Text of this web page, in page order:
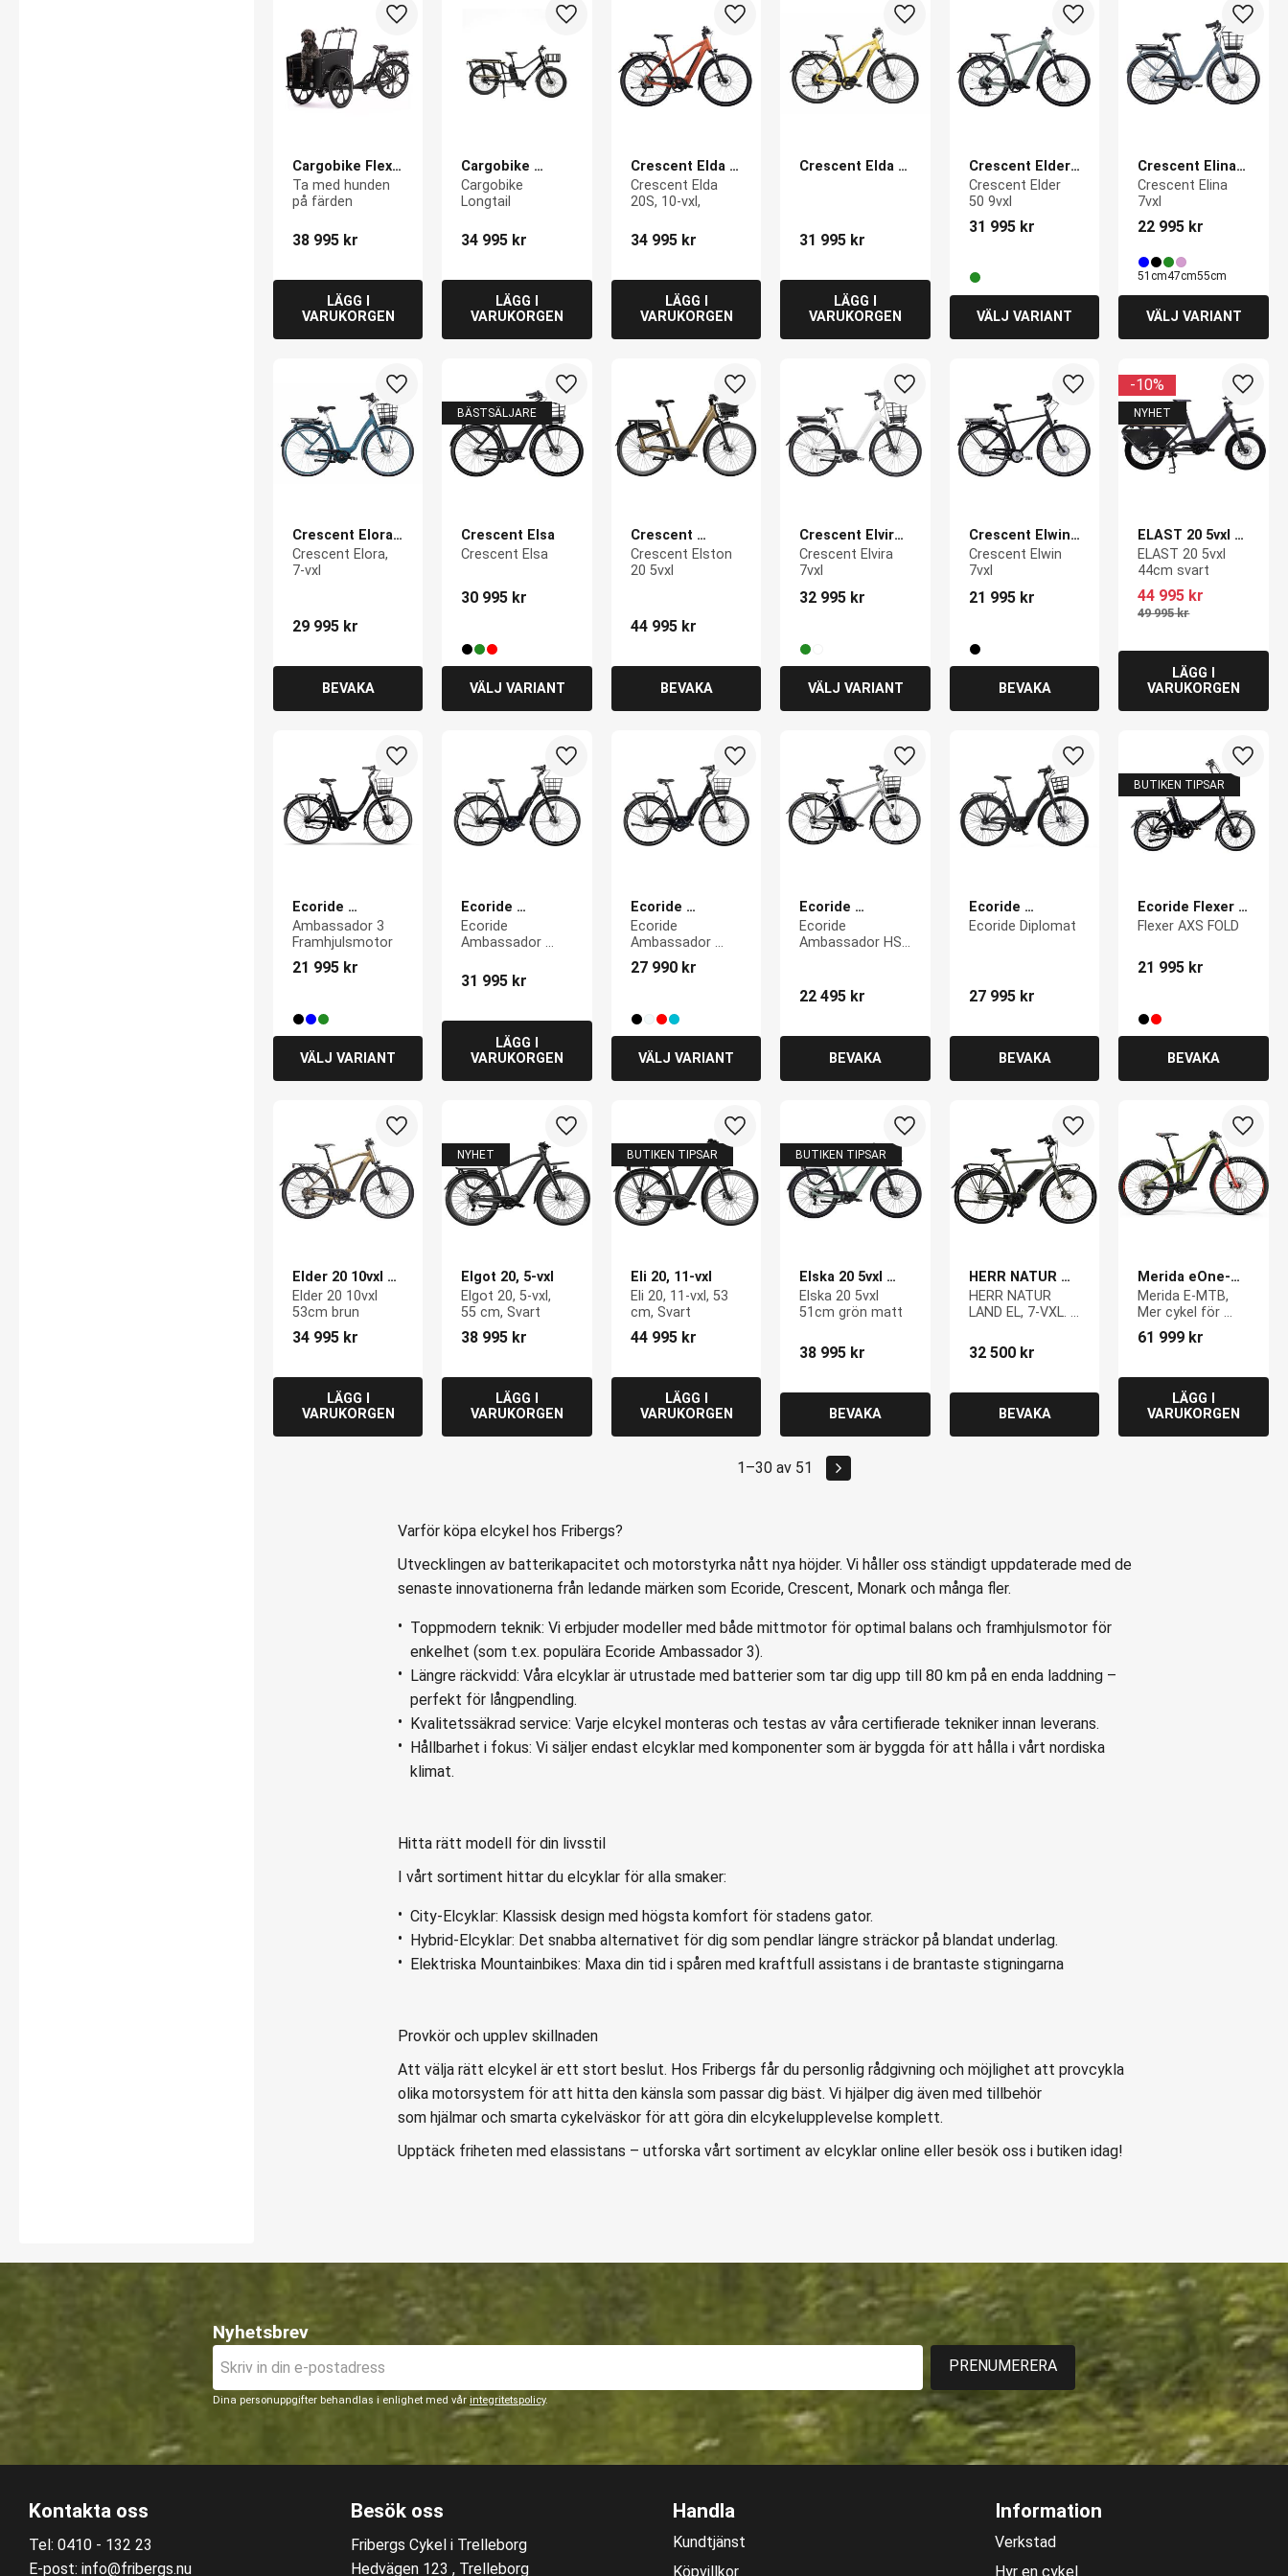
Cargobike Flex
Dog
Ta med hunden
på färden
38 995 kr
Lägg till i favoriter
Cargobike
Longtail
Cargobike
Longtail
34 995 kr
Lägg till i favoriter
Crescent Elda
20S, 10-vxl
Crescent Elda
20S, 10-vxl,
34 995kr
Lägg till i favoriter
Crescent Elda
31 995 kr
Lägg till i favoriter
Crescent Elder
50 9vxl
Crescent Elder
50 9vxl
31 995kr
Lägg till i favoriter
Crescent Elina
7vxl
Crescent Elina
7vxl
22 995 kr
Lägg
51cm47cm55cm
Crescent Elora,
7-vxl
Crescent Elora,
7-vxl
29 995 kr
Lägg till i favoriter
Crescent Elsa
Crescent Elsa
30 995 kr
BÄSTSÄLJARE
Lägg till i favoriter
Crescent
Elston 20
Crescent Elston
20 5vxl
44 995kr
Lägg till i favoriter
Crescent Elvira
7vxl
Crescent Elvira
7vxl
32 995 kr
Lägg till i favoriter
Crescent Elwin
7vxl
Crescent Elwin
7vxl
21 995kr
Lägg till i favoriter
ELAST 20 5vxl
44cm svart
ELAST 20 5vxl
44cm svart
44 995 kr
49 995kr
10%
NYHET
Lägg
Ecoride
Ambassador 3
Ambassador 3
Framhjulsmotor
21 995 kr
Lägg till i favoriter
Ecoride
Ambassador
AXS M5 E6100
Ecoride
Ambassador
31 995 kr
Lägg till i favoriter
Ecoride
Ambassador
E5000
Ecoride
Ambassador
E5000
27 990kr
Lägg till i favoriter
Ecoride
Ambassador HS
H-Front 28
Ecoride
Ambassador HS
22 495 kr
Lägg till i favoriter
Ecoride
Diplomat
Ecoride Diplomat
27 995kr
Lägg till i favoriter
Ecoride Flexer
AXS FOLD
Flexer AXS FOLD
21 995 kr
BUTIKEN TIPSAR
Lägg
Elder 20 10vxl
53cm brun
Elder 20 10vxl
53cm brun
34 995 kr
Lägg till i favoriter
Elgot 20, 5-vxl
Elgot 20, 5-vxl,
55 cm, Svart
38 995 kr
NYHET
Lägg till i favoriter
Eli 20, 11-vxl
Eli 20, 11-vxl, 53
cm, Svart
44 995kr
BUTIKEN TIPSAR
Lägg till i favoriter
Elska 20 5vxl
51cm grön matt
Elska 20 5vxl
51cm grön matt
38 995 kr
BUTIKEN TIPSAR
Lägg till i favoriter
HERR NATUR
LAND EL, 7-VXL.
(55CM), OLIV
HERR NATUR
LAND EL, 7-VXL.
MATT
32 500kr
Lägg till i favoriter
Merida eOne-
Forty 500
Merida E-MTB,
Mer cykel för
pengarna
61 999 kr
Lägg
1–30 av 51
Varför köpa elcykel hos Fribergs?
Utvecklingen av batterikapacitet och motorstyrka nått nya höjder. Vi håller oss ständigt uppdaterade med de
senaste innovationerna från ledande märken som Ecoride, Crescent, Monark och många fler.
Toppmodern teknik: Vi erbjuder modeller med både mittmotor för optimal balans och framhjulsmotor för
enkelhet (som t.ex. populära Ecoride Ambassador 3).
Längre räckvidd: Våra elcyklar är utrustade med batterier som tar dig upp till 80 km på en enda laddning –
perfekt för långpendling.
Kvalitetssäkrad service: Varje elcykel monteras och testas av våra certifierade tekniker innan leverans.
Hållbarhet i fokus: Vi säljer endast elcyklar med komponenter som är byggda för att hålla i vårt nordiska
klimat.
Hitta rätt modell för din livsstil
I vårt sortiment hittar du elcyklar för alla smaker:
City-Elcyklar: Klassisk design med högsta komfort för stadens gator.
Hybrid-Elcyklar: Det snabba alternativet för dig som pendlar längre sträckor på blandat underlag.
Elektriska Mountainbikes: Maxa din tid i spåren med kraftfull assistans i de brantaste stigningarna
Provkör och upplev skillnaden
Att välja rätt elcykel är ett stort beslut. Hos Fribergs får du personlig rådgivning och möjlighet att provcykla
olika motorsystem för att hitta den känsla som passar dig bäst. Vi hjälper dig även med tillbehör
som hjälmaroch smarta cykelväskorför att göra din elcykelupplevelse komplett.
Upptäck friheten med elassistans – utforska vårt sortiment av elcyklar online eller besök oss i butiken idag!
Nyhetsbrev
PRENUMERERA
Dina personuppgifter behandlas i enlighet med vår integritetspolicy.
Kontakta oss
Tel: 0410 - 132 23
E-post: info@fribergs.nu
Besök oss
Fribergs Cykel i Trelleborg
Hedvägen 123 , Trelleborg
Handla
Kundtjänst
Köpvillkor
Information
Verkstad
Hyr en cykel